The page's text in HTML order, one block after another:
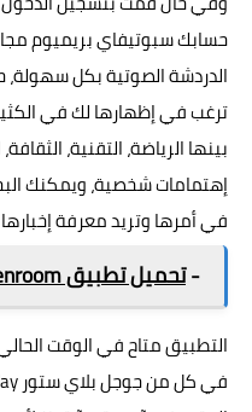
حسابك سبوتيفاي بريميوم
الدردشة الصوتية بكل
ترغب في إظهارها لك في
بينها الرياضة، التقنية،
إهتمامات شخصية، ويمكنك
في أمرها وتريد معرفة إخبارها
-تحميل تطبيق Greenroom للاندرويد والأيفون
التطبيق متاح في الوقت